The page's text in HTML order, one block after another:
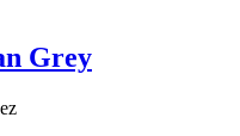
Grey